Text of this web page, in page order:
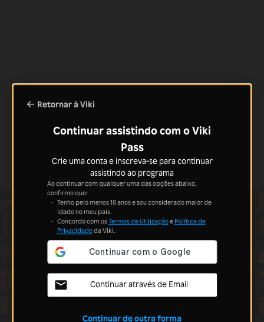
Retornar à Viki
Continuar assistindo com o Viki
Pass
Crie uma conta e inscreva-se para continuar
assistindo ao programa
Ao continuar com qualquer uma das opções abaixo,
confirmo que:
Tenho pelo menos 18 anos e sou considerado maior de
idade no meu país.
Concordo com osTermos de Utilizaçãoe Política de
Privacidadeda Viki.
Continuar através de Email
Continuar de outra forma